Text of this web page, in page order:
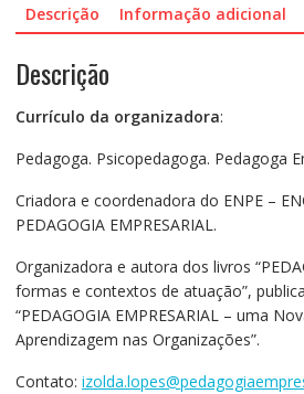
atuação
Descrição Informação adicional
Descrição
Currículo da organizadora:
Pedagoga. Psicopedagoga. Pedagoga
Criadora e coordenadora do ENPE –
PEDAGOGIA EMPRESARIAL.
Organizadora e autora dos livros
formas e contextos de atuação”,
“PEDAGOGIA EMPRESARIAL – uma
Aprendizagem nas Organizações”.
Contato: